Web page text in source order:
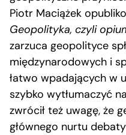
Piotr Maciążek
Geopolityka, czyli
zarzuca geopolityce
międzynarodowych i
łatwo wpadających w
szybko wytłumaczyć
zwrócił też uwagę, że
głównego nurtu